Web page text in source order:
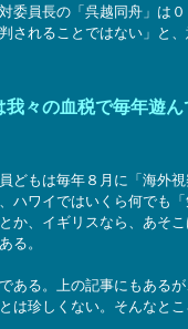
委員長の「呉越同舟」は
されることではない」と
々の血税で毎年遊ん
どもは毎年８月に「海外
ハワイではいくら何でも
か、イギリスなら、あそ
る。
ある。上の記事にもある
は珍しくない。そんなと